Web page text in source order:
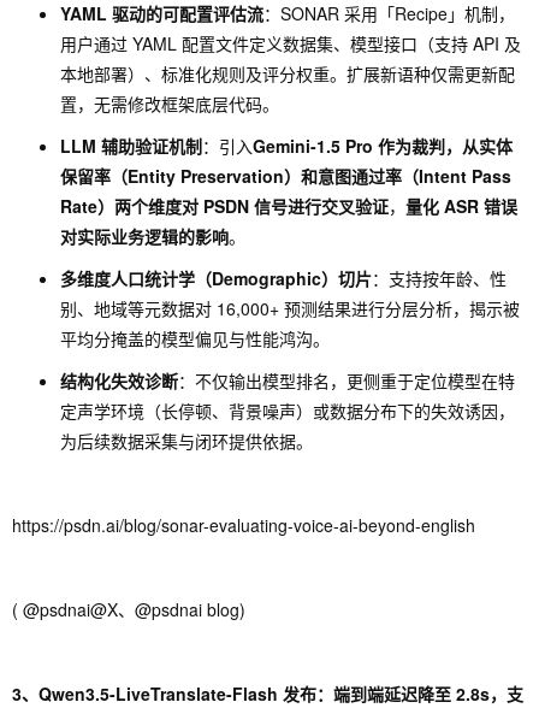
YAML 驱动的可配置评估流：SONAR 采用「Recipe」机制，
用户通过 YAML 配置文件定义数据集、模型接口（支持 API 及
本地部署）、标准化规则及评分权重。扩展新语种仅需更新配
置，无需修改框架底层代码。
LLM 辅助验证机制：引入Gemini-1.5 Pro 作为裁判，从实体
保留率（Entity Preservation）和意图通过率（Intent Pass
Rate）两个维度对 PSDN 信号进行交叉验证， 量化 ASR 错误
对实际业务逻辑的影响。
多维度人口统计学（Demographic）切片：支持按年龄、性
别、地域等元数据对 16,000+ 预测结果进行分层分析，揭示被
平均分掩盖的模型偏见与性能鸿沟。
结构化失效诊断：不仅输出模型排名，更侧重于定位模型在特
定声学环境（长停顿、背景噪声）或数据分布下的失效诱因，
为后续数据采集与闭环提供依据。
https://psdn.ai/blog/sonar-evaluating-voice-ai-beyond-english
( @psdnai@X、@psdnai blog)
3、Qwen3.5-LiveTranslate-Flash 发布：端到端延迟降至 2.8s，支